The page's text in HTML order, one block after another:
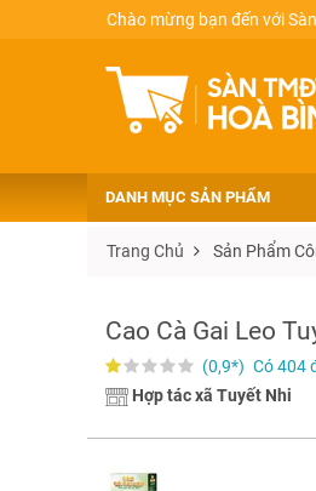
Chào mừng bạn đến với
DANH MỤC SẢN PHẨM
Trang Chủ Sản Phẩm
Cao Cà Gai Leo
(0,9*) Có 404
Hợp tác xã Tuyết Nhi